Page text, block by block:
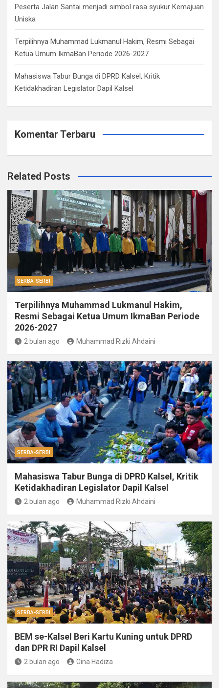
Peserta Jalan Santai menjadi simbol rasa syukur Kemajuan
Uniska
Terpilihnya Muhammad Lukmanul Hakim, Resmi Sebagai
Ketua Umum IkmaBan Periode 2026-2027
Mahasiswa Tabur Bunga di DPRD Kalsel, Kritik
Ketidakhadiran Legislator Dapil Kalsel
Komentar Terbaru
Related Posts
SERBA-SERBI
Terpilihnya Muhammad Lukmanul Hakim,
Resmi Sebagai Ketua Umum IkmaBan Periode
2026-2027
2 bulan ago Muhammad Rizki Ahdaini
SERBA-SERBI
Mahasiswa Tabur Bunga di DPRD Kalsel, Kritik
Ketidakhadiran Legislator Dapil Kalsel
2 bulan ago Muhammad Rizki Ahdaini
SERBA-SERBI
BEM se-Kalsel Beri Kartu Kuning untuk DPRD
dan DPR RI Dapil Kalsel
2 bulan ago Gina Hadiza